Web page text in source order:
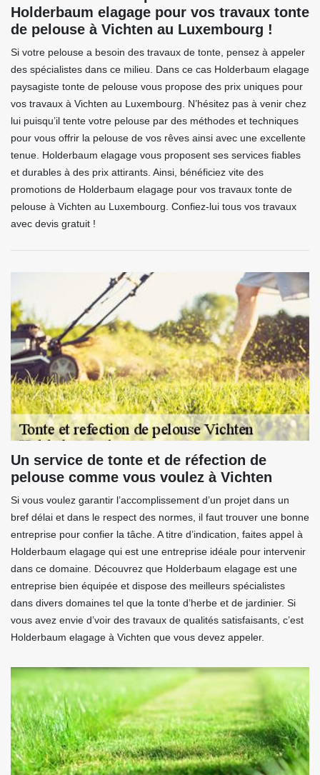
Holderbaum elagage pour vos travaux tonte
de pelouse à Vichten au Luxembourg !
Si votre pelouse a besoin des travaux de tonte, pensez à appeler
des spécialistes dans ce milieu. Dans ce cas Holderbaum elagage
paysagiste tonte de pelouse vous propose des prix uniques pour
vos travaux à Vichten au Luxembourg. N’hésitez pas à venir chez
lui puisqu’il tente votre pelouse par des méthodes et techniques
pour vous offrir la pelouse de vos rêves ainsi avec une excellente
tenue. Holderbaum elagage vous proposent ses services fiables
et durables à des prix attirants. Ainsi, bénéficiez vite des
promotions de Holderbaum elagage pour vos travaux tonte de
pelouse à Vichten au Luxembourg. Confiez-lui tous vos travaux
avec devis gratuit !
Un service de tonte et de réfection de
pelouse comme vous voulez à Vichten
Si vous voulez garantir l’accomplissement d’un projet dans un
bref délai et dans le respect des normes, il faut trouver une bonne
entreprise pour confier la tâche. A titre d’indication, faites appel à
Holderbaum elagage qui est une entreprise idéale pour intervenir
dans ce domaine. Découvrez que Holderbaum elagage est une
entreprise bien équipée et dispose des meilleurs spécialistes
dans divers domaines tel que la tonte d’herbe et de jardinier. Si
vous avez envie d’voir des travaux de qualités satisfaisants, c’est
Holderbaum elagage à Vichten que vous devez appeler.